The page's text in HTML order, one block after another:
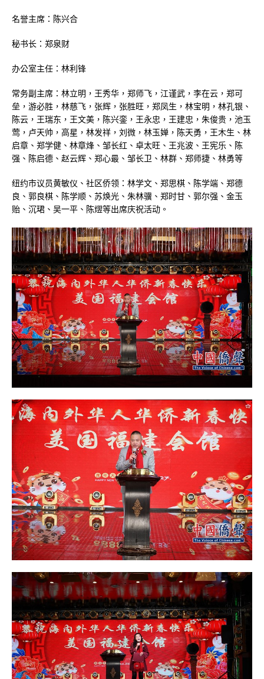
名誉主席：陈兴合
秘书长：郑泉财
办公室主任：林利锋
常务副主席：林立明，王秀华，郑师飞，江谨武，李在云，郑可
垒，游必胜，林慈飞，张辉，张胜旺，郑凤生，林宝明，林孔银、
陈云，王瑞东，王文美，陈兴銮，王永忠，王建忠，朱俊贵，池玉
莺，卢天帅，高星，林发祥，刘微，林玉婵，陈天勇，王木生、林
启章、郑学健、林章烽、邹长红、卓太旺、王兆波、王宪乐、陈
强、陈启德、赵云辉、郑心最、邹长卫、林群、郑师捷、林勇等
纽约市议员黄敏仪、社区侨领：林学文、郑思棋、陈学端、郑德
良、郭良棋、陈学顺、苏焕光、朱林骥、郑时甘、郭尔强、金玉
贻、沉珺、吴一平、陈熤等出席庆祝活动。